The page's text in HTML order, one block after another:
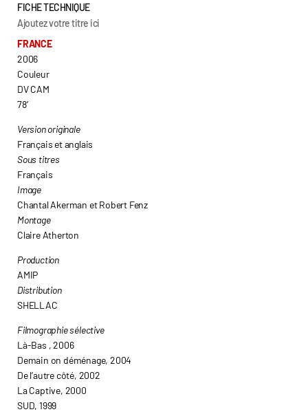
FICHE TECHNIQUE
Ajoutez votre titre ici
FRANCE
2006
Couleur
DV CAM
78’
Version originale
Français et anglais
Sous titres
Français
Image
Chantal Akerman et Robert Fenz
Montage
Claire Atherton
Production
AMIP
Distribution
SHELLAC
Filmographie sélective
Là-Bas , 2006
Demain on déménage, 2004
De l’autre côté, 2002
La Captive, 2000
SUD, 1999